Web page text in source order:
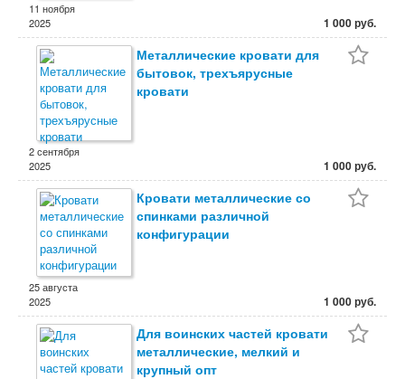
11 ноября
2025
1 000 руб.
Металлические кровати для
бытовок, трехъярусные
кровати
2 сентября
2025
1 000 руб.
Кровати металлические со
спинками различной
конфигурации
25 августа
2025
1 000 руб.
Для воинских частей кровати
металлические, мелкий и
крупный опт